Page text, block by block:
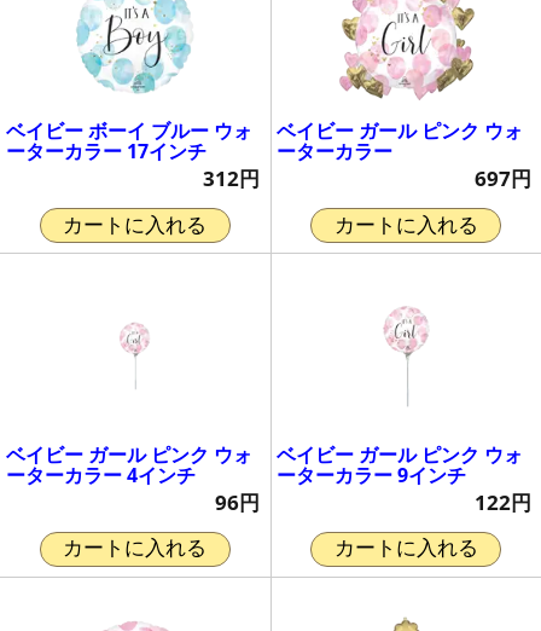
ベイビー ボーイ ブルー ウォ
ーターカラー 17インチ
312円
カートに入れる
ベイビー ガール ピンク ウォ
ーターカラー
697円
カートに入れる
ベイビー ガール ピンク ウォ
ーターカラー 4インチ
96円
カートに入れる
ベイビー ガール ピンク ウォ
ーターカラー 9インチ
122円
カートに入れる